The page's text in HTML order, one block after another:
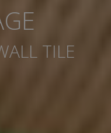
TILE